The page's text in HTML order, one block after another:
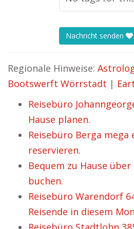
Nachricht senden
Regionale Hinweise:
Bootswerft Wörrstadt |
Reisebüro
Hause planen.
Reisebüro Berga mega
reservieren.
Bequem zu Hause
buchen.
Reisebüro Warendorf
Reisende in diesem